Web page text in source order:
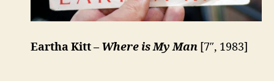
Eartha Kitt – Where is My Man [7″, 1983]